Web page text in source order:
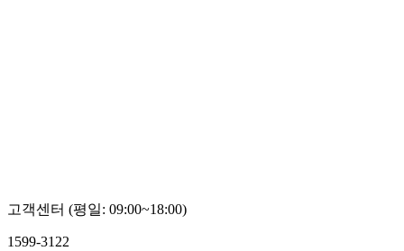
고객센터 (평일: 09:00~18:00)
1599-3122